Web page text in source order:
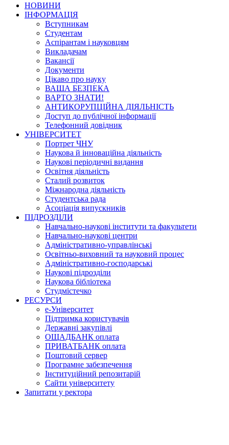
НОВИНИ
ІНФОРМАЦІЯ
Вступникам
Студентам
Аспірантам і науковцям
Викладачам
Вакансії
Документи
Цікаво про науку
ВАША БЕЗПЕКА
ВАРТО ЗНАТИ!
АНТИКОРУПЦІЙНА ДІЯЛЬНІСТЬ
Доступ до публічної інформації
Телефонний довідник
УНІВЕРСИТЕТ
Портрет ЧНУ
Наукова й інноваційна діяльність
Наукові періодичні видання
Освітня діяльність
Сталий розвиток
Міжнародна діяльність
Студентська рада
Асоціація випускників
ПІДРОЗДІЛИ
Навчально-наукові інститути та факультети
Навчально-наукові центри
Адміністративно-управлінські
Освітньо-виховний та науковий процес
Адміністративно-господарські
Наукові підрозділи
Наукова бібліотека
Студмістечко
РЕСУРСИ
е-Університет
Підтримка користувачів
Державні закупівлі
ОЩАДБАНК оплата
ПРИВАТБАНК оплата
Поштовий сервер
Програмне забезпечення
Інституційний репозитарій
Сайти університету
Запитати у ректора